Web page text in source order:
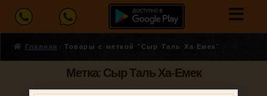
Главная Товары с меткой “Сыр Таль Ха-Емек”
Метка: Сыр Таль Ха-Емек